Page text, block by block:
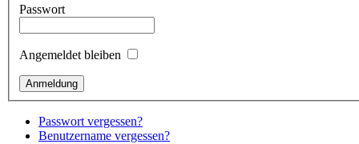
Passwort
Angemeldet bleiben
Passwort vergessen?
Benutzername vergessen?